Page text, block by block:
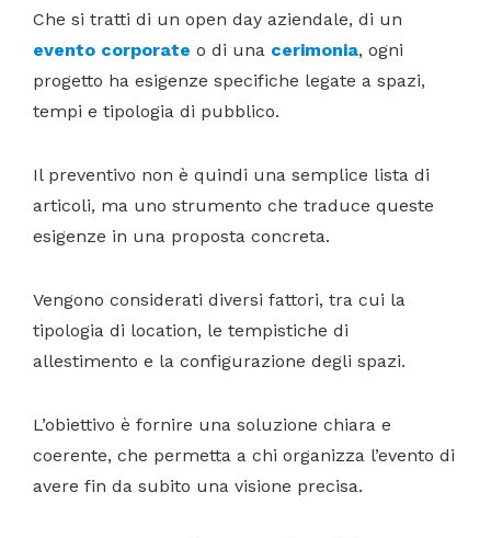
Che si tratti di un open day aziendale, di un
evento corporate o di una cerimonia, ogni
progetto ha esigenze specifiche legate a spazi,
tempi e tipologia di pubblico.
Il preventivo non è quindi una semplice lista di
articoli, ma uno strumento che traduce queste
esigenze in una proposta concreta.
Vengono considerati diversi fattori, tra cui la
tipologia di location, le tempistiche di
allestimento e la configurazione degli spazi.
L’obiettivo è fornire una soluzione chiara e
coerente, che permetta a chi organizza l’evento di
avere fin da subito una visione precisa.